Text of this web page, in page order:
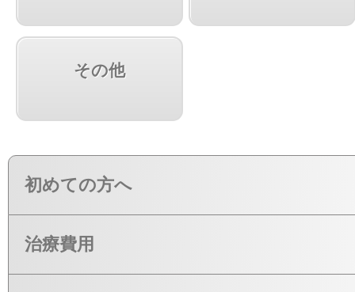
その他
初めての方へ
治療費用